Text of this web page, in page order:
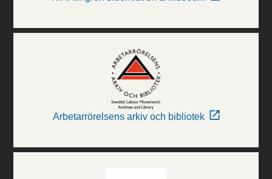
Arbetarrörelsens arkiv och bibliotek